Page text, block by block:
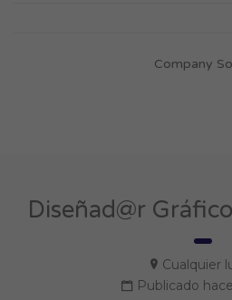
Company
Diseñad@r
Cualquier
Publicado